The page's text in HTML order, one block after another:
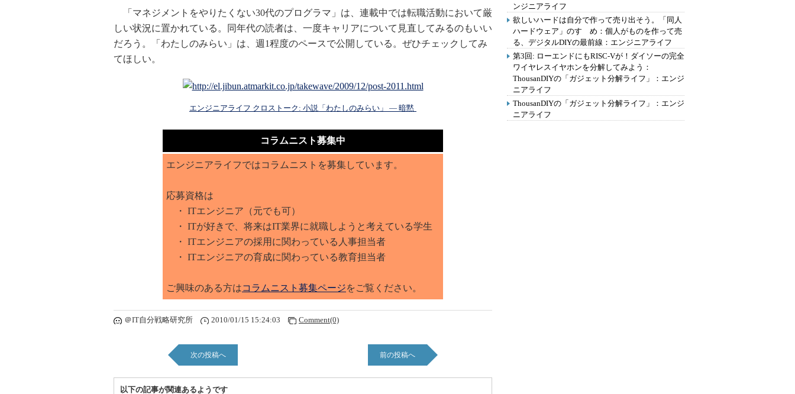
「マネジメントをやりたくない30代のプログラマ」は、連載中では転職活動において厳
しい状況に置かれている。同年代の読者は、一度キャリアについて見直してみるのもいい
だろう。「わたしのみらい」は、週1程度のペースで公開している。ぜひチェックしてみ
てほしい。
エンジニアライフ クロストーク: 小説「わたしのみらい」 ― 暗黙
コラムニスト募集中
エンジニアライフではコラムニストを募集しています。
応募資格は
・ ITエンジニア（元でも可）
・ ITが好きで、将来はIT業界に就職しようと考えている学生
・ ITエンジニアの採用に関わっている人事担当者
・ ITエンジニアの育成に関わっている教育担当者
ご興味のある方はコラムニスト募集ページをご覧ください。
＠IT自分戦略研究所 2010/01/15 15:24:03 Comment(0)
次の投稿へ 前の投稿へ
以下の記事が関連あるようです
ンジニアライフ
欲しいハードは自分で作って売り出そう。「同人
ハードウェア」のすゝめ：個人がものを作って売
る、デジタルDIYの最前線：エンジニアライフ
第3回: ローエンドにもRISC-Vが！ダイソーの完全
ワイヤレスイヤホンを分解してみよう：
ThousanDIYの「ガジェット分解ライフ」：エンジ
ニアライフ
ThousanDIYの「ガジェット分解ライフ」：エンジ
ニアライフ